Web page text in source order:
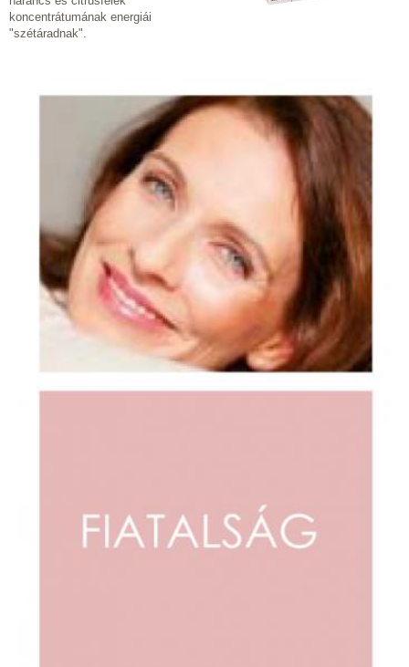
koncentrátumának energiái
"szétáradnak".